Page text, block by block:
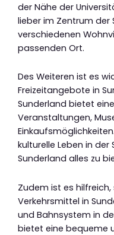
der Nähe der
lieber im Zentrum der
verschiedenen
passenden Ort.
Des Weiteren ist es
Freizeitangebote in
Sunderland bietet
Veranstaltungen,
kulturelle Leben in
Sunderland alles zu
Zudem ist es
Verkehrsmittel in
und Bahnsystem in
bietet eine bequeme